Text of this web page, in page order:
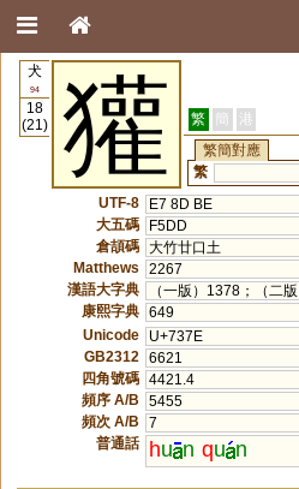
犬
94
18
(21)
獾 繁 簡 港
繁簡對應
繁
UTF-8
E7 8D BE
大五碼
F5DD
倉頡碼 大竹廿口土
Matthews
2267
漢語大字典
（一版）1378；（二
康熙字典 649
Unicode
U+737E
GB2312
6621
四角號碼 4421.4
頻序 A/B
5455
頻次 A/B
7
普通話
hu n qu n